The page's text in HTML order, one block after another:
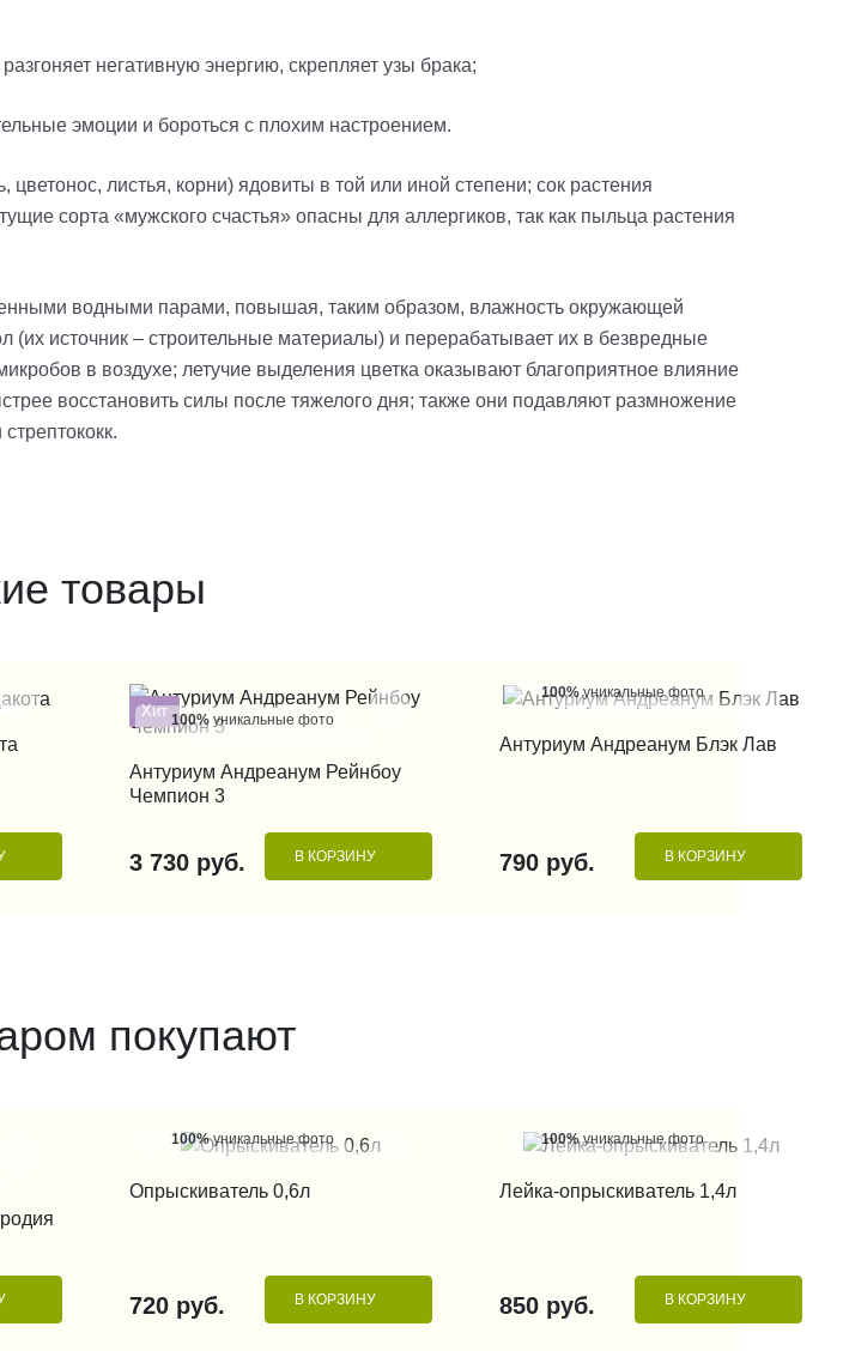
негативную энергию, скрепляет узы брака;
эмоции и бороться с плохим настроением.
цветонос, листья, корни) ядовиты в той или иной степени; сок растения
сорта «мужского счастья» опасны для аллергиков, так как пыльца растения
водными парами, повышая, таким образом, влажность окружающей
(их источник – строительные материалы) и перерабатывает их в безвредные
в воздухе; летучие выделения цветка оказывают благоприятное влияние
восстановить силы после тяжелого дня; также они подавляют размножение
товары
Хит 100% уникальные фото
КУПИТЬ В 1 КЛИК
Антуриум Андреанум Рейнбоу
Чемпион 3
3 730 руб. В КОРЗИНУ
100%уникальные фото
Антуриум Андреанум Блэк Лав
790 руб. В КОРЗИНУ
покупают
100%уникальные фото
Опрыскиватель 0,6л
720 руб. В КОРЗИНУ
100%уникальные фото
Лейка-опрыскиватель 1,4л
850 руб. В КОРЗИНУ